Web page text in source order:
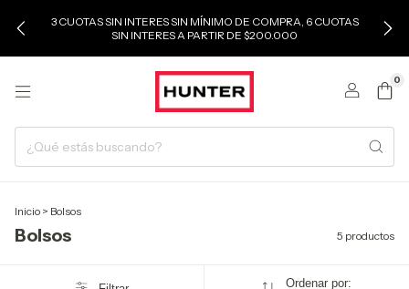
3 CUOTAS SIN INTERES SIN MÍNIMO DE COMPRA, 6 CUOTAS
SIN INTERES A PARTIR DE $200.000
0
Inicio > Bolsos
Bolsos 5 productos
Ordenar por: